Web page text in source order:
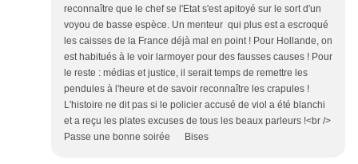
reconnaître que le chef se l'Etat s'est apitoyé sur le sort d'un
voyou de basse espèce. Un menteur qui plus est a escroqué
les caisses de la France déjà mal en point ! Pour Hollande, on
est habitués à le voir larmoyer pour des fausses causes ! Pour
le reste : médias et justice, il serait temps de remettre les
pendules à l'heure et de savoir reconnaître les crapules !
L'histoire ne dit pas si le policier accusé de viol a été blanchi
et a reçu les plates excuses de tous les beaux parleurs !<br />
Passe une bonne soirée Bises